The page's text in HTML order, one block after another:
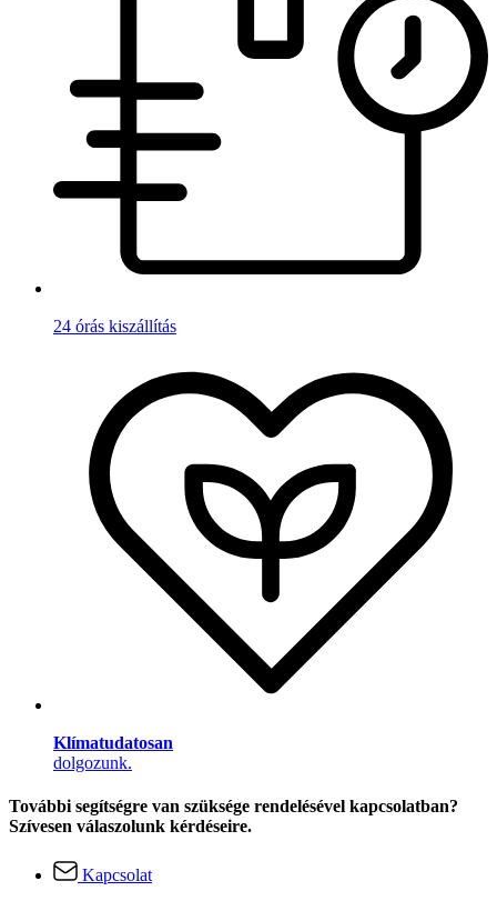
24 órás kiszállítás
Klímatudatosan
dolgozunk.
További segítségre van szüksége rendelésével kapcsolatban?
Szívesen válaszolunk kérdéseire.
Kapcsolat